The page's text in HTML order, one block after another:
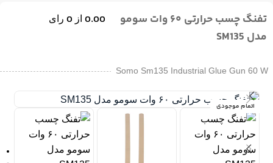
تفنگ چسب حرارتی ۶۰ وات سومو
مدل SM135
0.00 از 0 رای
Somo Sm135 Industrial Glue Gun 60 W
اتمام موجودی